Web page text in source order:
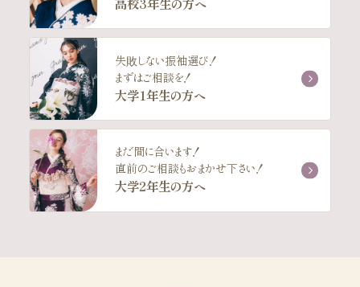
高校3年生の方へ
失敗しない振袖選び！
まずはご相談を！
大学1年生の方へ
まだ間に合います！
直前のご相談もおまかせ下さい！
大学2年生の方へ